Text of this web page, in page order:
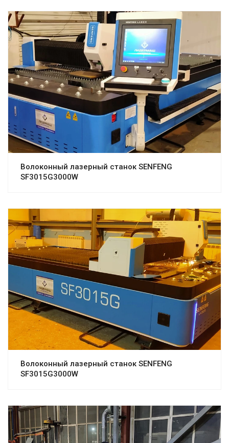
Волоконный лазерный станок SENFENG
SF3015G3000W
Волоконный лазерный станок SENFENG
SF3015G3000W